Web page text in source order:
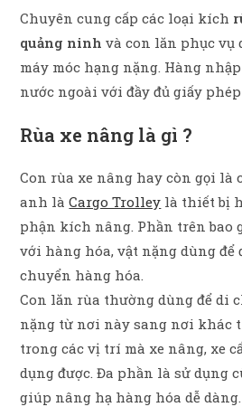
Chuyên cung cấp các loại kích
quảng ninh và con lăn phục vụ
máy móc hạng nặng. Hàng
nước ngoài với đầy đủ giấy
Rùa xe nâng là gì ?
Con rùa xe nâng hay còn gọi là
anh làCargo Trolley là thiết bị
phận kích nâng. Phần trên bao
với hàng hóa, vật nặng dùng
chuyển hàng hóa.
Con lăn rùa thường dùng để di
nặng từ nơi này sang nơi khác
trong các vị trí mà xe nâng, xe
dụng được. Đa phần là sử dụng
giúp nâng hạ hàng hóa dễ dàng.